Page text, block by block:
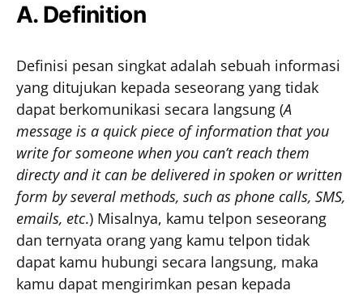
A. Definition
Definisi pesan singkat adalah sebuah informasi
yang ditujukan kepada seseorang yang tidak
dapat berkomunikasi secara langsung (A
message is a quick piece of information that you
write for someone when you can’t reach them
directy and it can be delivered in spoken or written
form by several methods, such as phone calls, SMS,
emails, etc.) Misalnya, kamu telpon seseorang
dan ternyata orang yang kamu telpon tidak
dapat kamu hubungi secara langsung, maka
kamu dapat mengirimkan pesan kepada